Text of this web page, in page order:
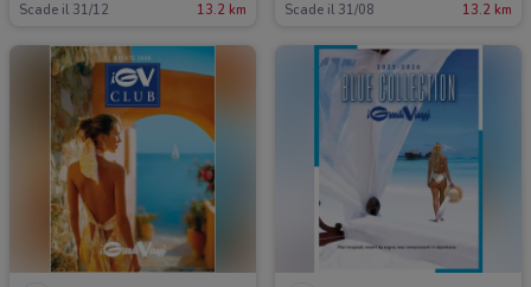
Scade il 31/12 13.2 km Scade il 31/08 13.2 km